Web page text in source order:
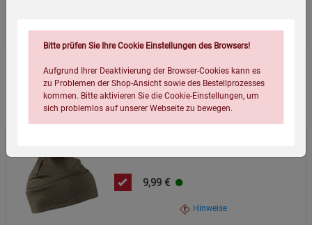
Geeignet für den täglichen Gebrauch bei verschiedenen
Wetterbedingungen.
Zusätzliche Hinweise
Material: 100% Polyester - vollständig recycelbar.
Hergestellt gemäß EU-Richtlinien für Textilien und
Sicherheit.
Wird oft zusammen bestellt:
9,99 €
Hinweise
Bitte prüfen Sie Ihre Cookie Einstellungen des Browsers!
Aufgrund Ihrer Deaktivierung der Browser-Cookies kann es
zu Problemen der Shop-Ansicht sowie des Bestellprozesses
kommen. Bitte aktivieren Sie die Cookie-Einstellungen, um
sich problemlos auf unserer Webseite zu bewegen.